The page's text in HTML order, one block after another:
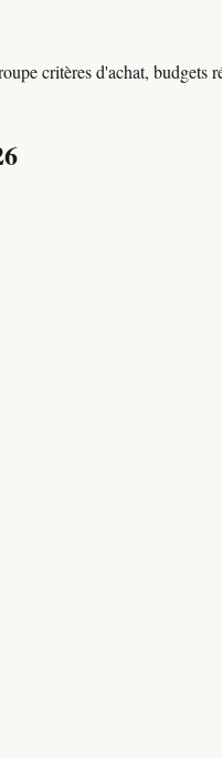
critères d'achat, budgets